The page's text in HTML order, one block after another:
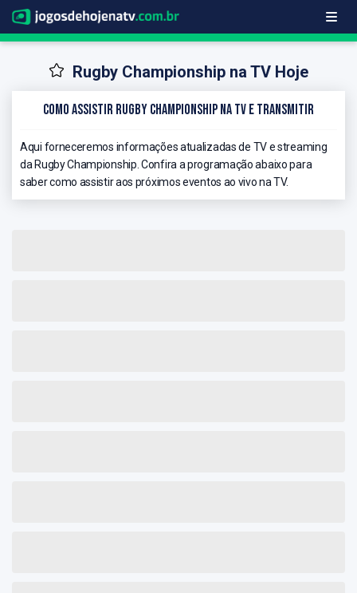
Rugby Championship na TV Hoje
Como Assistir Rugby Championship na TV e Transmitir
Aqui forneceremos informações atualizadas de TV e streaming
da Rugby Championship. Confira a programação abaixo para
saber como assistir aos próximos eventos ao vivo na TV.